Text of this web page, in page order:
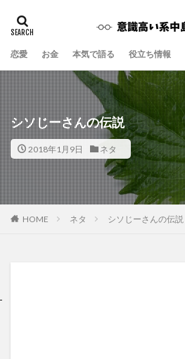
恋愛 お金 本気で語る 役立ち情報
シソじーさんの伝説
2018年1月9日 ネタ
HOME ネタ シソじーさんの伝説